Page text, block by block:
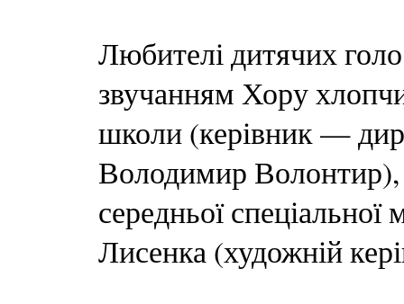
Любителі дитячих
звучанням Хору
школи (керівник —
Володимир Волонтир),
середньої
Лисенка (художній